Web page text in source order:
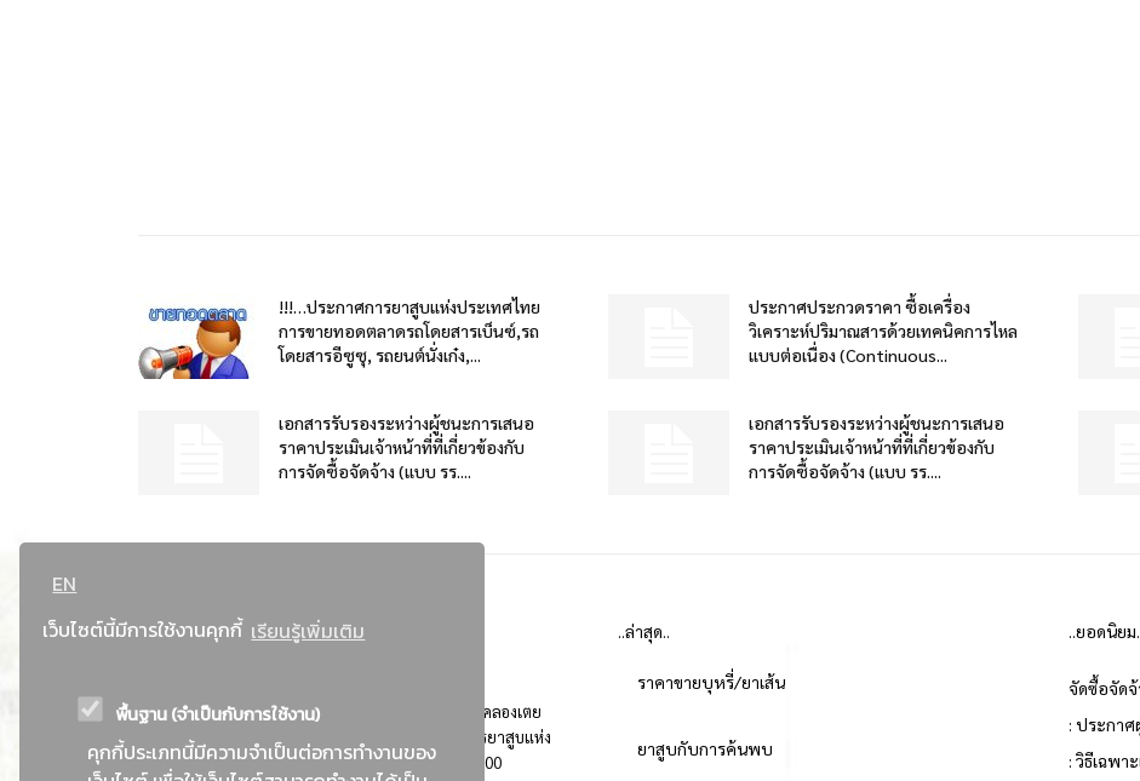
EN
เว็บไซต์นี้มีการใช้งานคุกกี้ เรียนรู้เพิ่มเติม
พื้นฐาน (จำเป็นกับการใช้งาน)
คุกกี้ประเภทนี้มีความจำเป็นต่อการทำงานของ
!!!…ประกาศการยาสูบแห่งประเทศไทย
การขายทอดตลาดรถโดยสารเบ็นซ์,รถ
โดยสารอีซูซุ, รถยนต์นั่งเก๋ง,...
ประกาศประกวดราคา ซื้อเครื่อง
วิเคราะห์ปริมาณสารด้วยเทคนิคการไหล
แบบต่อเนื่อง (Continuous...
เอกสารรับรองระหว่างผู้ชนะการเสนอ
ราคาประเมินเจ้าหน้าที่ที่เกี่ยวข้องกับ
การจัดซื้อจัดจ้าง (แบบ รร....
เอกสารรับรองระหว่างผู้ชนะการเสนอ
ราคาประเมินเจ้าหน้าที่ที่เกี่ยวข้องกับ
การจัดซื้อจัดจ้าง (แบบ รร....
ที่อยู่ : 184 ถนนพระรามที่ 4 แขวงคลองเตย เขตคลองเตย
กรุงเทพมหานคร 10110 ติดต่อประชาสัมพันธ์ การยาสูบแห่ง
ประเทศไทย Call center โทร. 0-2229-1000
..ล่าสุด..
ราคาขายบุหรี่/ยาเส้น
ยาสูบกับการค้นพบ
..ยอดนิยม
จัดซื้อจัดจ้
: ประกา
: วิธีเฉพา